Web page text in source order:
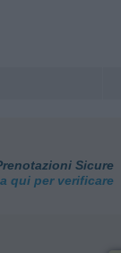
Sicure
qui per verificare